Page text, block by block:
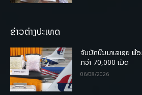
ຂ່າວຕ່າງປະເທດ
ຈັບນັກບິນມາເລເຊຍ ພ້ອ
ກວ່າ 70,000 ເມັດ
06/08/2026